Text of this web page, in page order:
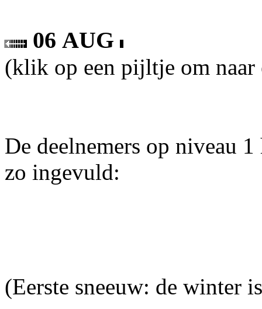
06 AUG
(klik op een pijltje om naar
De deelnemers op niveau
zo ingevuld:
(Eerste sneeuw: de winter